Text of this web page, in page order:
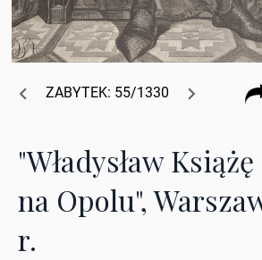
ZABYTEK: 55/1330
"Władysław
na Opolu",
r.